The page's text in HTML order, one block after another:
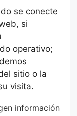
se conecte
si
operativo;
sitio o la
visita.
información